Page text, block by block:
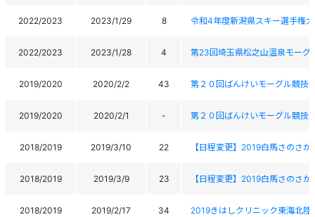
2022/2023 2023/1/29 8 令和4年度新潟県スキー選手権
2022/2023 2023/1/28 4 第23回埼玉県松之山温泉モーグ
2019/2020 2020/2/2 43 第２０回ばんけいモーグル競技
2019/2020 2020/2/1 - 第２０回ばんけいモーグル競技
2018/2019 2019/3/10 22 【日程変更】2019白馬さのさ
2018/2019 2019/3/9 23 【日程変更】2019白馬さのさ
2018/2019 2019/2/17 34 2019きはしクリニック東海北